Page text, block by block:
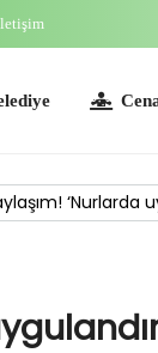
Cenaze
‘Nurlarda